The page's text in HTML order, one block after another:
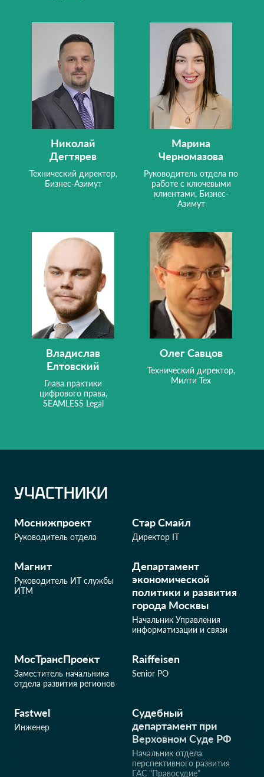
Николай
Дегтярев
Технический директор,
Бизнес-Азимут
Марина
Черномазова
Руководитель отдела по
работе с ключевыми
клиентами, Бизнес-
Азимут
Владислав
Елтовский
Глава практики
цифрового права,
SEAMLESS Legal
Олег Савцов
Технический директор,
Милти Тех
УЧАСТНИКИ
Моснижпроект
Руководитель отдела
Стар Смайл
Директор IT
Магнит
Руководитель ИТ службы
ИТМ
Департамент
экономической
политики и развития
города Москвы
Начальник Управления
информатизации и связи
МосТрансПроект
Заместитель начальника
отдела развития регионов
Raiffeisen
Senior PO
Fastwel
Инженер
Судебный
департамент при
Верховном Суде РФ
Начальник отдела
перспективного развития
ГАС "Правосудие"